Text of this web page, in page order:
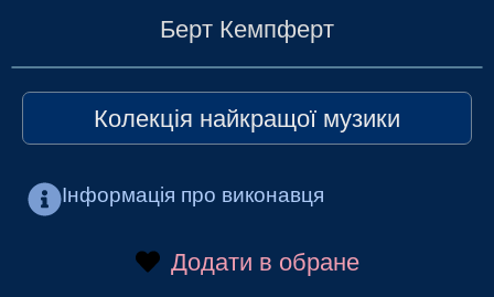
Берт Кемпферт
Колекція найкращої музики
Інформація про виконавця
Додати в обране